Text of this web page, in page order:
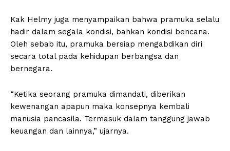
Kak Helmy juga menyampaikan bahwa pramuka selalu
hadir dalam segala kondisi, bahkan kondisi bencana.
Oleh sebab itu, pramuka bersiap mengabdikan diri
secara total pada kehidupan berbangsa dan
bernegara.
“Ketika seorang pramuka dimandati, diberikan
kewenangan apapun maka konsepnya kembali
manusia pancasila. Termasuk dalam tanggung jawab
keuangan dan lainnya,” ujarnya.